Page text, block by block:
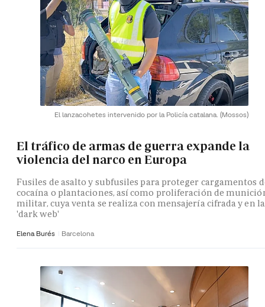
El lanzacohetes intervenido por la Policía catalana. (Mossos)
El tráfico de armas de guerra expande la
violencia del narco en Europa
Fusiles de asalto y subfusiles para proteger cargamentos
cocaína o plantaciones, así como proliferación de
militar, cuya venta se realiza con mensajería cifrada y en la
'dark web'
Elena Burés Barcelona